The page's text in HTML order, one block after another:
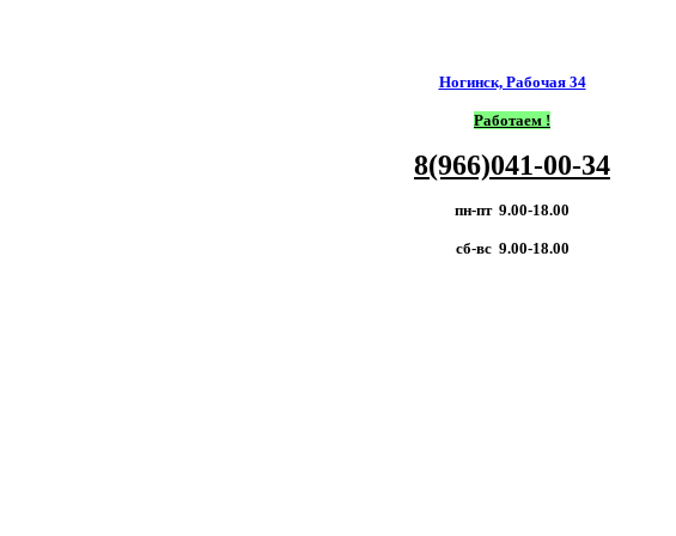
Ногинск, Рабочая 34
Работаем !
8(966)041-00-34
пн-пт 9.00-18.00
сб-вс 9.00-18.00